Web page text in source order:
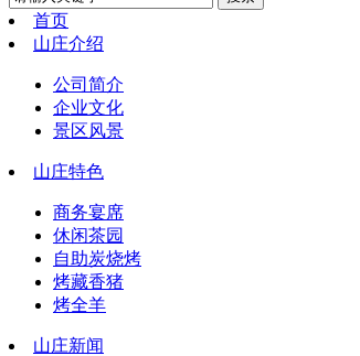
首页
山庄介绍
公司简介
企业文化
景区风景
山庄特色
商务宴席
休闲茶园
自助炭烧烤
烤藏香猪
烤全羊
山庄新闻